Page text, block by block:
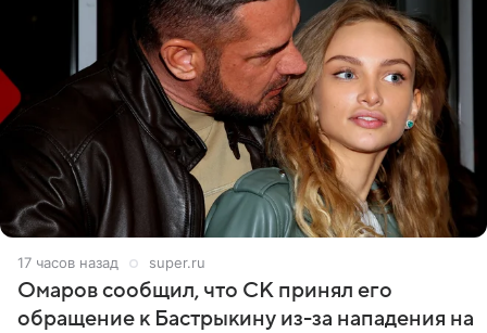
17 часов назад super.ru
Омаров сообщил, что СК принял его
обращение к Бастрыкину из-за нападения на